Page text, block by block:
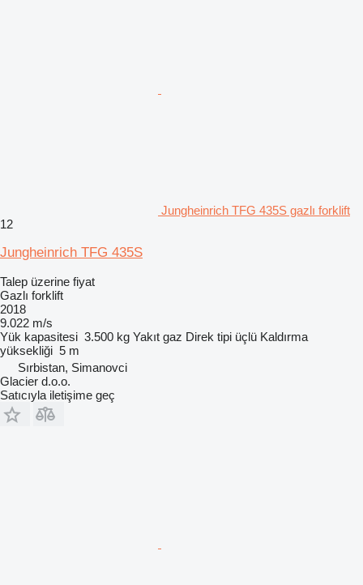
Jungheinrich TFG 435S gazlı forklift
12
Jungheinrich TFG 435S
Talep üzerine fiyat
Gazlı forklift
2018
9.022 m/s
Yük kapasitesi 3.500 kg Yakıt gaz Direk tipi üçlü Kaldırma
yüksekliği 5 m
Sırbistan, Simanovci
Glacier d.o.o.
Satıcıyla iletişime geç